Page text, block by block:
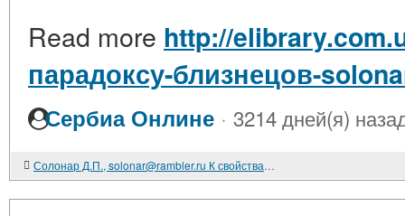
Read more http://
парадоксу-близнецов-
Сербиа Онлине · 3214 дней(я)
Солонар Д.П., solonar@rambler.ru К свойствам эфирной среды